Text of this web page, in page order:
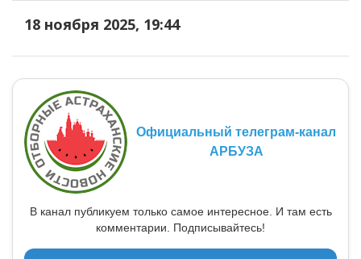
18 ноября 2025, 19:44
Официальный телеграм-канал
АРБУЗА
В канал публикуем только самое интересное. И там есть
комментарии. Подписывайтесь!